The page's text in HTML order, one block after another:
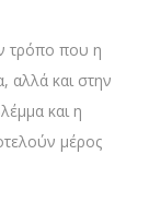
τρόπο που η
αλλά και στην
και η
μέρος